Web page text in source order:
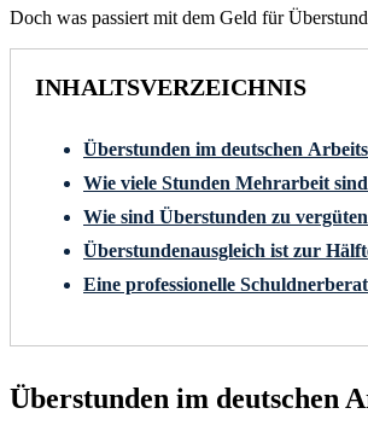
Doch was passiert mit dem Geld für
INHALTSVERZEICHNIS
Überstunden im deutschen
Wie viele Stunden Mehrarbeit
Wie sind Überstunden zu
Überstundenausgleich ist zur
Eine professionelle
Überstunden im deutschen